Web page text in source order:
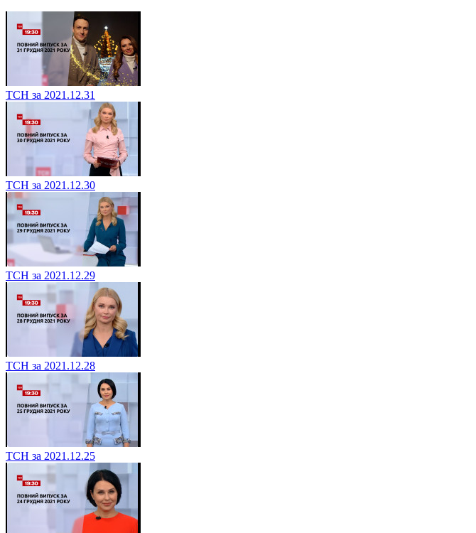
ТСН за 2021.12.31
ТСН за 2021.12.30
ТСН за 2021.12.29
ТСН за 2021.12.28
ТСН за 2021.12.25